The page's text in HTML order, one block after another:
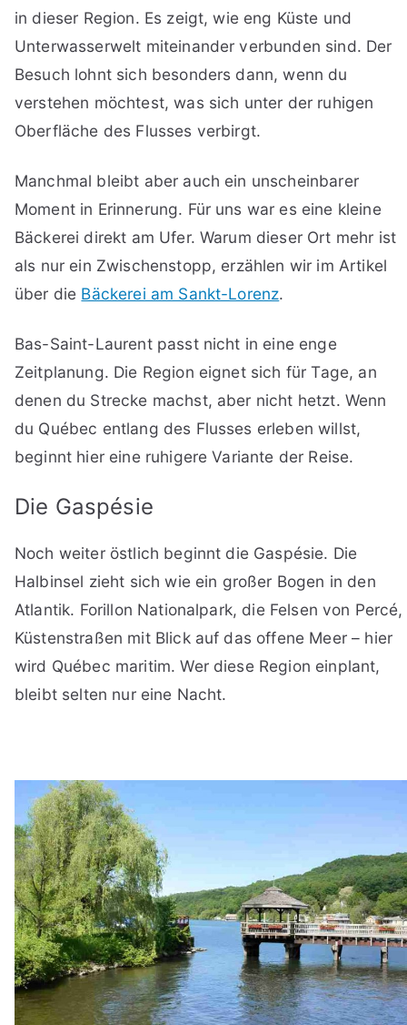
in dieser Region. Es zeigt, wie eng Küste und
Unterwasserwelt miteinander verbunden sind. Der
Besuch lohnt sich besonders dann, wenn du
verstehen möchtest, was sich unter der ruhigen
Oberfläche des Flusses verbirgt.
Manchmal bleibt aber auch ein unscheinbarer
Moment in Erinnerung. Für uns war es eine kleine
Bäckerei direkt am Ufer. Warum dieser Ort mehr ist
als nur ein Zwischenstopp, erzählen wir im Artikel
über die Bäckerei am Sankt-Lorenz.
Bas-Saint-Laurent passt nicht in eine enge
Zeitplanung. Die Region eignet sich für Tage, an
denen du Strecke machst, aber nicht hetzt. Wenn
du Québec entlang des Flusses erleben willst,
beginnt hier eine ruhigere Variante der Reise.
Die Gaspésie
Noch weiter östlich beginnt die Gaspésie. Die
Halbinsel zieht sich wie ein großer Bogen in den
Atlantik. Forillon Nationalpark, die Felsen von Percé,
Küstenstraßen mit Blick auf das offene Meer – hier
wird Québec maritim. Wer diese Region einplant,
bleibt selten nur eine Nacht.